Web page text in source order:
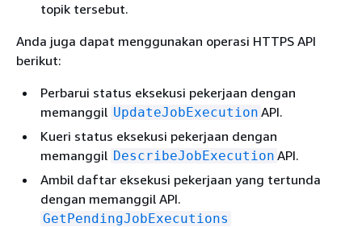
topik tersebut.
Anda juga dapat menggunakan operasi HTTPS API
berikut:
Perbarui status eksekusi pekerjaan dengan
memanggil UpdateJobExecution API.
Kueri status eksekusi pekerjaan dengan
memanggil DescribeJobExecution API.
Ambil daftar eksekusi pekerjaan yang tertunda
dengan memanggil API.
GetPendingJobExecutions